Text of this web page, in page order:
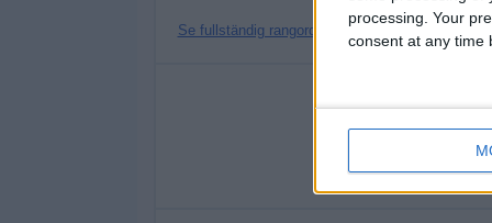
processing. Your
consent at any time
Se fullständig rangordning